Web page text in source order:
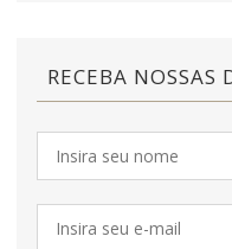
RECEBA NOSSAS